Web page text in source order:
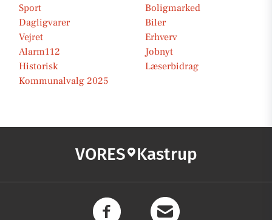
Sport
Boligmarked
Dagligvarer
Biler
Vejret
Erhverv
Alarm112
Jobnyt
Historisk
Læserbidrag
Kommunalvalg 2025
VORES Kastrup